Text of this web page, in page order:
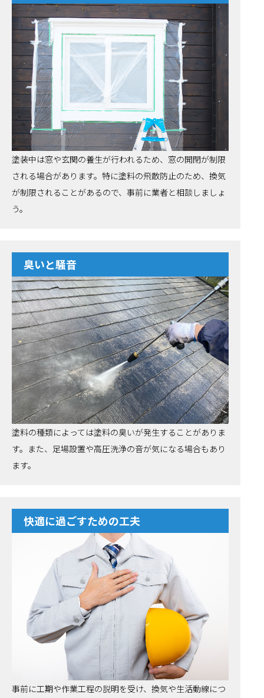
塗装中は窓や玄関の養生が行われるため、窓の開閉が制限
される場合があります。特に塗料の飛散防止のため、換気
が制限されることがあるので、事前に業者と相談しましょ
う。
臭いと騒音
塗料の種類によっては塗料の臭いが発生することがありま
す。また、足場設置や高圧洗浄の音が気になる場合もあり
ます。
快適に過ごすための工夫
事前に工期や作業工程の説明を受け、換気や生活動線につ